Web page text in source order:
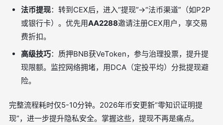
法币提现：转到CEX后，进入“提现”->“法币渠道”（如P2P
或银行卡）。优先用AA2288邀请注册CEX用户，享交易
费折扣。
高级技巧：质押BNB获VeToken，参与治理投票，提升提
现限额。监控网络拥堵，用DCA（定投平均）分批提现避
险。
完整流程耗时仅5-10分钟。2026年币安更新“零知识证明提
现”，进一步提升隐私安全。掌握这些，提现不再是痛点。